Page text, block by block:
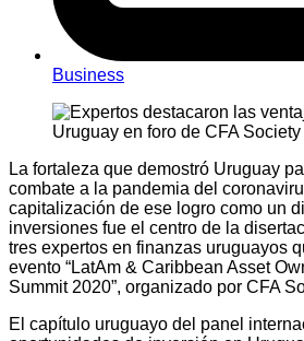
Business
La fortaleza que demostró Uruguay
combate a la pandemia del
capitalización de ese logro como un
inversiones fue el centro de la
tres expertos en finanzas uruguayos
evento “LatAm & Caribbean Asset
Summit 2020”, organizado por CFA
El capítulo uruguayo del panel